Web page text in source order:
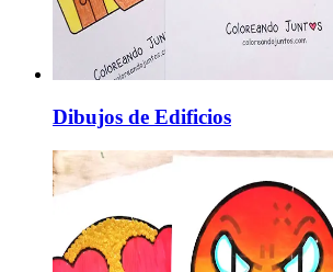
Dibujos de Edificios